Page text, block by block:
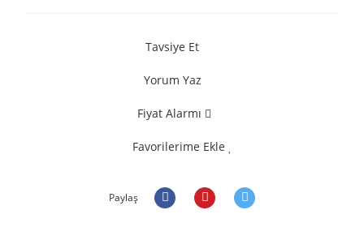
Tavsiye Et
Yorum Yaz
Fiyat Alarmı
Favorilerime Ekle
Paylaş